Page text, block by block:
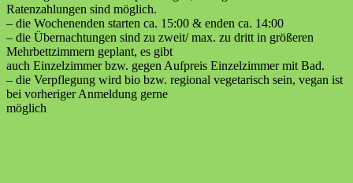
Ratenzahlungen sind möglich.
– die Wochenenden starten ca. 15:00 & enden ca. 14:00
– die Übernachtungen sind zu zweit/ max. zu dritt in größeren
Mehrbettzimmern geplant, es gibt
auch Einzelzimmer bzw. gegen Aufpreis Einzelzimmer mit Bad.
– die Verpflegung wird bio bzw. regional vegetarisch sein, vegan ist
bei vorheriger Anmeldung gerne
möglich